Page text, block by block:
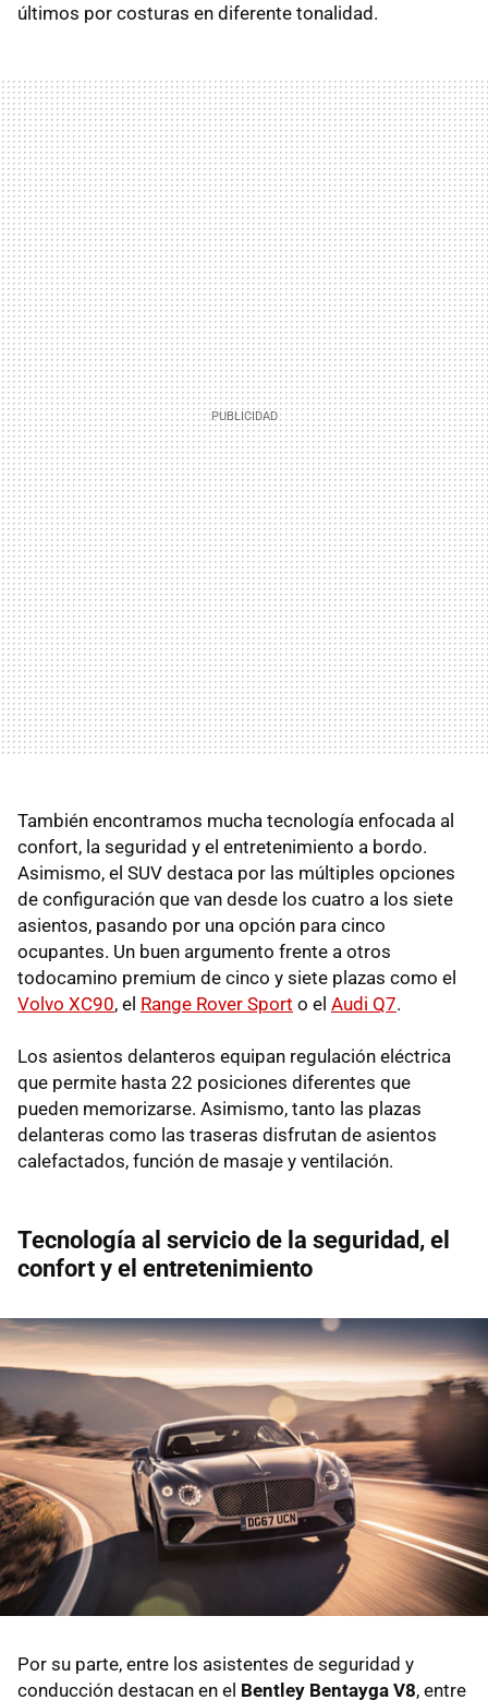
últimos por costuras en diferente tonalidad.
También encontramos mucha tecnología enfocada al
confort, la seguridad y el entretenimiento a bordo.
Asimismo, el SUV destaca por las múltiples opciones
de configuración que van desde los cuatro a los siete
asientos, pasando por una opción para cinco
ocupantes. Un buen argumento frente a otros
todocamino premium de cinco y siete plazas como el
Volvo XC90, el Range Rover Sport o el Audi Q7.
Los asientos delanteros equipan regulación eléctrica
que permite hasta 22 posiciones diferentes que
pueden memorizarse. Asimismo, tanto las plazas
delanteras como las traseras disfrutan de asientos
calefactados, función de masaje y ventilación.
Tecnología al servicio de la seguridad, el
confort y el entretenimiento
Por su parte, entre los asistentes de seguridad y
conducción destacan en el Bentley Bentayga V8, entre